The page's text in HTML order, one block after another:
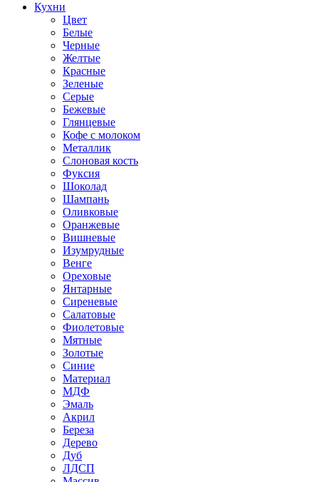
Кухни
Цвет
Белые
Черные
Желтые
Красные
Зеленые
Серые
Бежевые
Глянцевые
Кофе с молоком
Металлик
Слоновая кость
Фуксия
Шоколад
Шампань
Оливковые
Оранжевые
Вишневые
Изумрудные
Венге
Ореховые
Янтарные
Сиреневые
Салатовые
Фиолетовые
Мятные
Золотые
Синие
Материал
МДФ
Эмаль
Акрил
Береза
Дерево
Дуб
ЛДСП